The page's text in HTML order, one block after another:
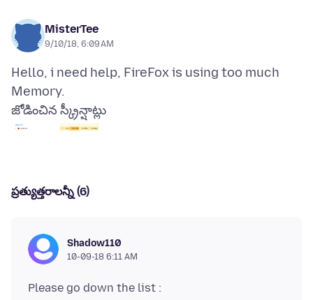
MisterTee
9/10/18, 6:09 AM
Hello, i need help, FireFox is using too much
జోడించిన స్క్రీన్షాట్లు
ప్రత్యుత్తరాలన్నీ (6)
Shadow110
10-09-18 6:11 AM